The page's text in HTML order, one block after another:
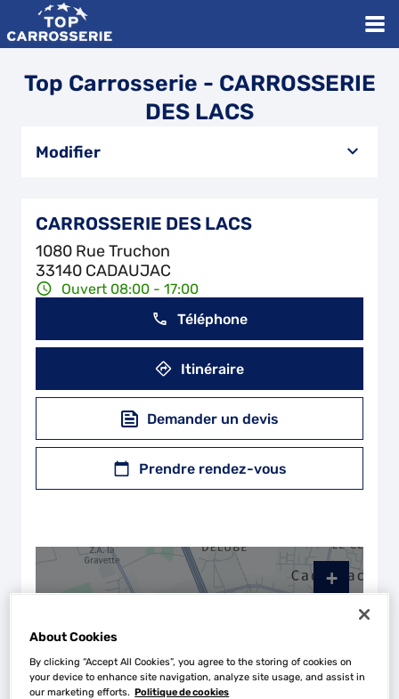
Top Carrosserie - CARROSSERIE
DES LACS
Modifier
CARROSSERIE DES LACS
1080 Rue Truchon
33140 CADAUJAC
Ouvert 08:00 - 17:00
Téléphone
Itinéraire
Demander un devis
Prendre rendez-vous
+
About Cookies
By clicking “Accept All Cookies”, you agree to the storing of cookies on
your device to enhance site navigation, analyze site usage, and assist in
our marketing efforts. Politique de cookies